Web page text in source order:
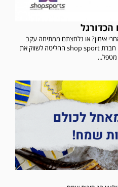
אימון? או נלחצתם ממתיחה עקב
מאמץ יתר? בדיוק בשביל מצבים כאלה חברת shop sport החליטה לשווק את